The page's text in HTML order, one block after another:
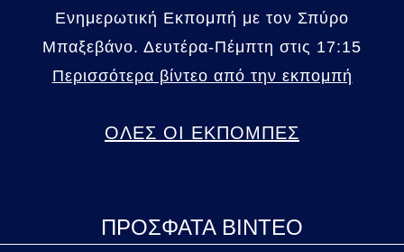
Ενημερωτική Εκπομπή με τον Σπύρο
Μπαξεβάνο. Δευτέρα-Πέμπτη στις 17:15
Περισσότερα βίντεο από την εκπομπή
ΟΛΕΣ ΟΙ ΕΚΠΟΜΠΕΣ
ΠΡΟΣΦΑΤΑ ΒΙΝΤΕΟ